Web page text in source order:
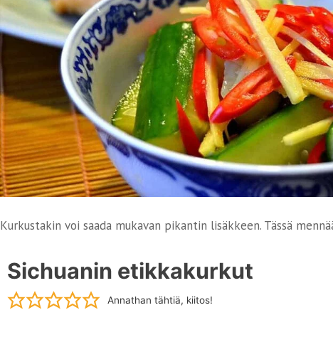
Kurkustakin voi saada mukavan pikantin lisäkkeen. Tässä
Sichuanin etikkakurkut
Annathan tähtiä, kiitos!